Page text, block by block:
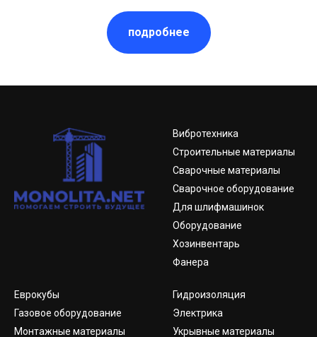
подробнее
Вибротехника
Строительные материалы
Сварочные материалы
Сварочное оборудование
Для шлифмашинок
Оборудование
Хозинвентарь
Фанера
Еврокубы
Газовое оборудование
Монтажные материалы
Гидроизоляция
Электрика
Укрывные материалы